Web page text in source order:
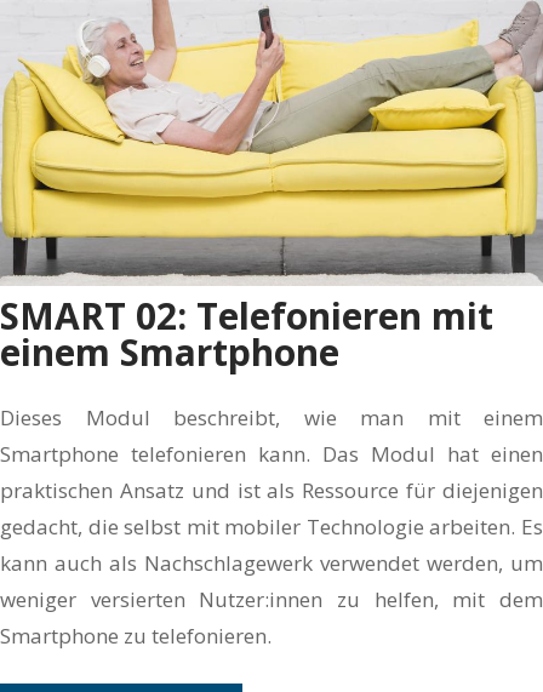
SMART 02: Telefonieren mit
einem Smartphone
Dieses Modul beschreibt, wie man mit einem
Smartphone telefonieren kann. Das Modul hat einen
praktischen Ansatz und ist als Ressource für diejenigen
gedacht, die selbst mit mobiler Technologie arbeiten. Es
kann auch als Nachschlagewerk verwendet werden, um
weniger versierten Nutzer:innen zu helfen, mit dem
Smartphone zu telefonieren.